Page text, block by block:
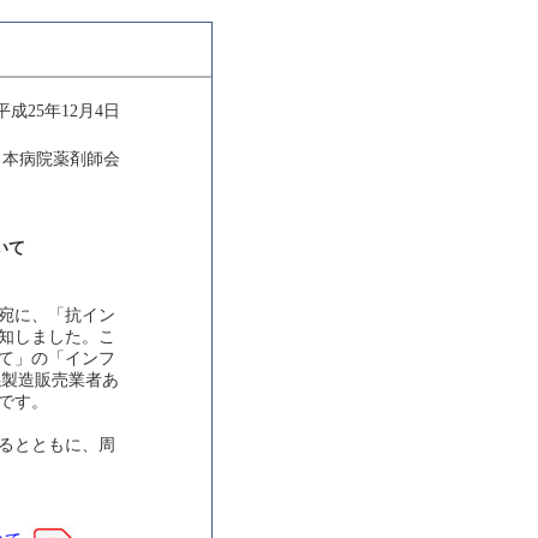
成25年12月4日
病院薬剤師会
て
に、「抗イン
しました。こ
」の「インフ
造販売業者あ
す。
とともに、周